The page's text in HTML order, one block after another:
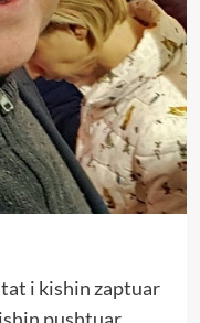
i kishin zaptuar